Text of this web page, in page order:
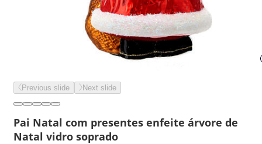
Previous slide Next slide
Pai Natal com presentes enfeite árvore de
Natal vidro soprado